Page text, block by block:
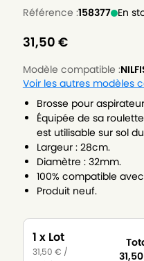
Référence :158377 En
31,50 €
Modèle compatible :
Voir les autres modèles
Brosse pour aspirateur
Équipée de sa
est utilisable sur sol
Largeur : 28cm.
Diamètre : 32mm.
100% compatible avec
Produit neuf.
1 x Lot
31,50€ /
31,50